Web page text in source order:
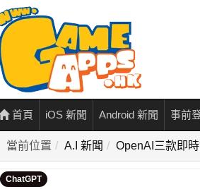
首頁 iOS 新聞 Android 新聞 事前
當前位置 A.I 新聞 OpenAI三款即
ChatGPT